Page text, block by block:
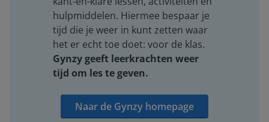
hulpmiddelen. Hiermee bespaar je
tijd die je weer in kunt zetten waar
het er echt toe doet: voor de klas.
Gynzy geeft leerkrachten weer
tijd om les te geven.
Naar de Gynzy homepage